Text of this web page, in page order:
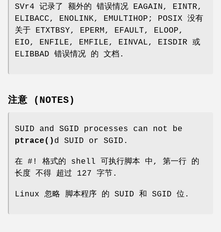
SVr4 记录了 额外的 错误情况 EAGAIN, EINTR,
ELIBACC, ENOLINK, EMULTIHOP; POSIX 没有
关于 ETXTBSY, EPERM, EFAULT, ELOOP,
EIO, ENFILE, EMFILE, EINVAL, EISDIR 或
ELIBBAD 错误情况 的 文档.
注意 (NOTES)
SUID and SGID processes can not be
ptrace() d SUID or SGID.
在 #! 格式的 shell 可执行脚本 中, 第一行 的
长度 不得 超过 127 字节.
Linux 忽略 脚本程序 的 SUID 和 SGID 位.